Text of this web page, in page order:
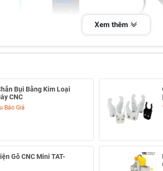
Xem thêm
Bụi Bằng Kim Loại
CNC
Báo Giá
Gỗ CNC Mini TAT-